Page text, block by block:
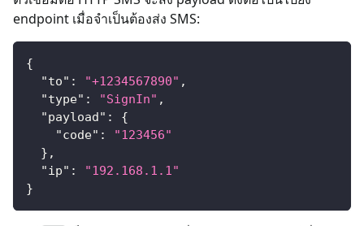
endpoint เมื่อจำเป็นต้องส่ง SMS:
{
"to" : "+1234567890" ,
"type" : "SignIn" ,
"payload" :
{
"code" :
"123456"
} ,
"ip" :
"192.168.1.1"
}